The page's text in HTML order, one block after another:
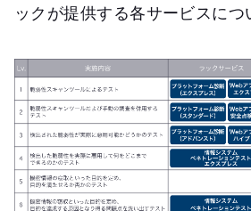
ックが提供する各サービスにつ